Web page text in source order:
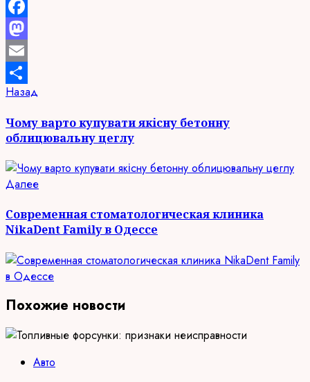
Facebook
Mastodon
Email
Отправить
Продолжить
чтение
Назад
Чому варто купувати якісну бетонну
облицювальну цеглу
ДалееСледующая
Современная стоматологическая клиника
NikaDent Family в Одессе
Похожие новости
Авто